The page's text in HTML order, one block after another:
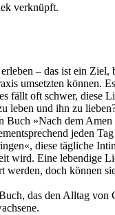
verknüpft.
– das ist ein
umsetzten können.
fällt oft schwer, diese
leben und ihn zu
Buch »Nach dem
jeden
diese tägliche
wird. Eine lebendige
werden, doch können
das den Alltag von